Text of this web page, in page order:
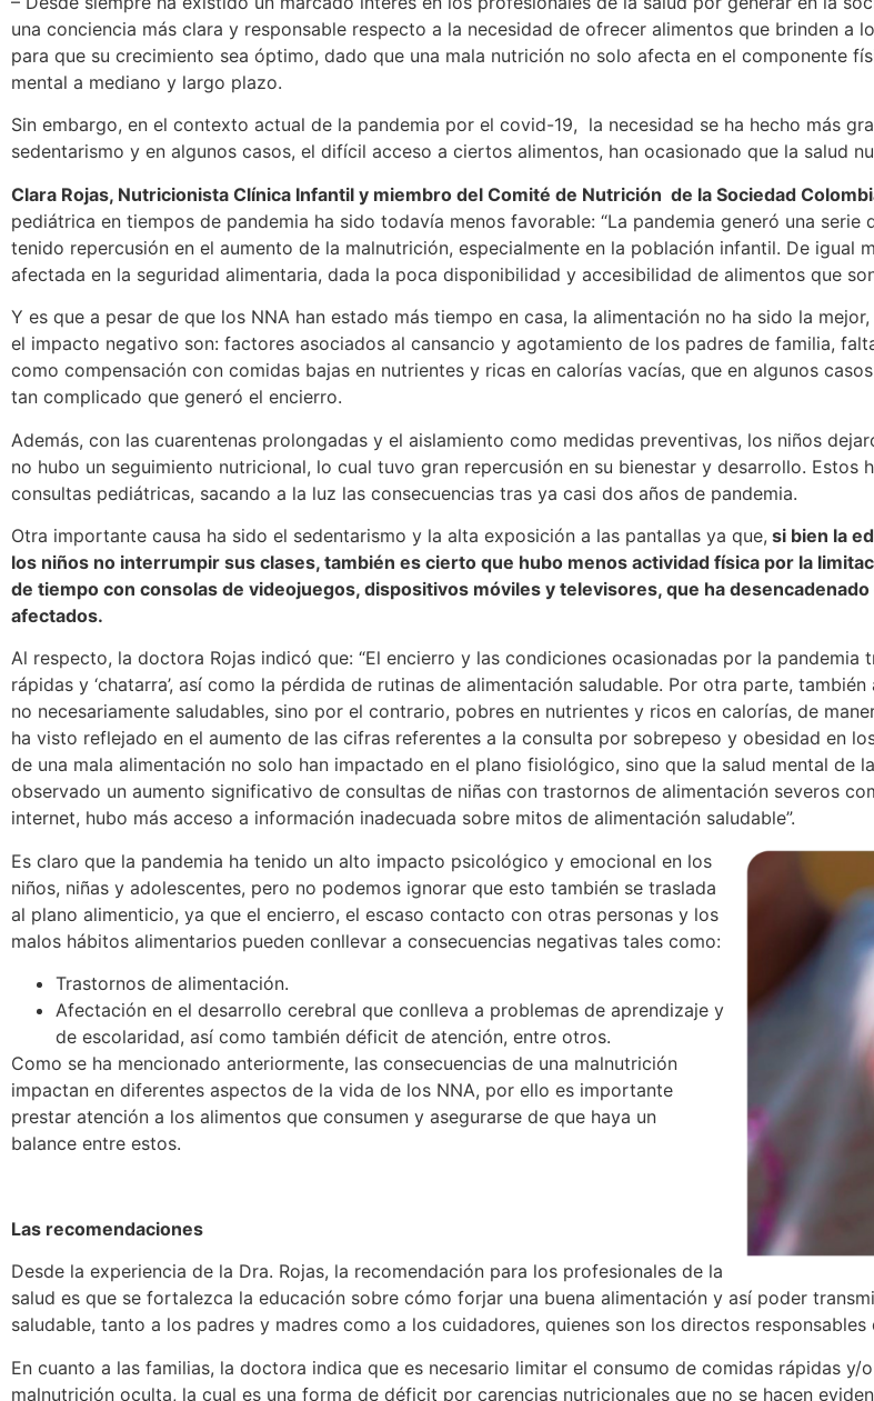
una conciencia más clara y responsable respecto a la necesidad de ofrecer alimentos que brinden a
para que su crecimiento sea óptimo, dado que una mala nutrición no solo afecta en el componente
mental a mediano y largo plazo.
Sin embargo, en el contexto actual de la pandemia por el covid-19, la necesidad se ha hecho más
sedentarismo y en algunos casos, el difícil acceso a ciertos alimentos, han ocasionado que la salud
Clara Rojas, Nutricionista Clínica Infantil y miembro del Comité de Nutrición de la Sociedad
pediátrica en tiempos de pandemia ha sido todavía menos favorable: “La pandemia generó una
tenido repercusión en el aumento de la malnutrición, especialmente en la población infantil. De igual
afectada en la seguridad alimentaria, dada la poca disponibilidad y accesibilidad de alimentos que
Y es que a pesar de que los NNA han estado más tiempo en casa, la alimentación no ha sido la
el impacto negativo son: factores asociados al cansancio y agotamiento de los padres de familia,
como compensación con comidas bajas en nutrientes y ricas en calorías vacías, que en algunos
tan complicado que generó el encierro.
Además, con las cuarentenas prolongadas y el aislamiento como medidas preventivas, los niños
no hubo un seguimiento nutricional, lo cual tuvo gran repercusión en su bienestar y desarrollo.
consultas pediátricas, sacando a la luz las consecuencias tras ya casi dos años de pandemia.
Otra importante causa ha sido el sedentarismo y la alta exposición a las pantallas ya que, si bien la
los niños no interrumpir sus clases, también es cierto que hubo menos actividad física por la
de tiempo con consolas de videojuegos, dispositivos móviles y televisores, que ha
afectados.
Al respecto, la doctora Rojas indicó que: “El encierro y las condiciones ocasionadas por la
rápidas y ‘chatarra’, así como la pérdida de rutinas de alimentación saludable. Por otra parte,
no necesariamente saludables, sino por el contrario, pobres en nutrientes y ricos en calorías, de
ha visto reflejado en el aumento de las cifras referentes a la consulta por sobrepeso y obesidad en
de una mala alimentación no solo han impactado en el plano fisiológico, sino que la salud mental de
observado un aumento significativo de consultas de niñas con trastornos de alimentación severos
internet, hubo más acceso a información inadecuada sobre mitos de alimentación saludable”.
Es claro que la pandemia ha tenido un alto impacto psicológico y emocional en los
niños, niñas y adolescentes, pero no podemos ignorar que esto también se traslada
al plano alimenticio, ya que el encierro, el escaso contacto con otras personas y los
malos hábitos alimentarios pueden conllevar a consecuencias negativas tales como:
Trastornos de alimentación.
Afectación en el desarrollo cerebral que conlleva a problemas de aprendizaje y
de escolaridad, así como también déficit de atención, entre otros.
Como se ha mencionado anteriormente, las consecuencias de una malnutrición
impactan en diferentes aspectos de la vida de los NNA, por ello es importante
prestar atención a los alimentos que consumen y asegurarse de que haya un
balance entre estos.
Las recomendaciones
Desde la experiencia de la Dra. Rojas, la recomendación para los profesionales de la
salud es que se fortalezca la educación sobre cómo forjar una buena alimentación y así poder
saludable, tanto a los padres y madres como a los cuidadores, quienes son los directos responsables
En cuanto a las familias, la doctora indica que es necesario limitar el consumo de comidas rápidas
malnutrición oculta, la cual es una forma de déficit por carencias nutricionales que no se hacen